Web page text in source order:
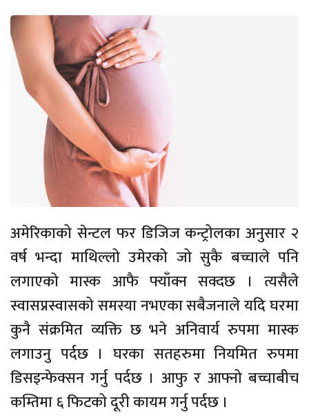
अमेरिकाको सेन्टल फर डिजिज कन्ट्रोलका अनुसार २
वर्ष भन्दा माथिल्लो उमेरको जो सुकै बच्चाले पनि
लगाएको मास्क आफै फ्याँक्न सक्दछ । त्यसैले
स्वासप्रस्वासको समस्या नभएका सबैजनाले यदि घरमा
कुनै संक्रमित व्यक्ति छ भने अनिवार्य रुपमा मास्क
लगाउनु पर्दछ । घरका सतहरुमा नियमित रुपमा
डिसइन्फेक्सन गर्नु पर्दछ । आफु र आफ्नो बच्चाबीच
कम्तिमा ६ फिटको दूरी कायम गर्नु पर्दछ ।